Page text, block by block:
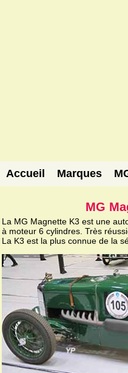
Accueil Marques
MG
La MG Magnette K3 est une
à moteur 6 cylindres. Très
La K3 est la plus connue de la